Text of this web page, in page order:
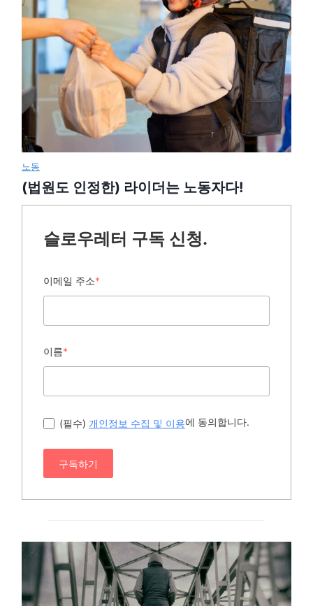
노동
(법원도 인정한) 라이더는 노동자다!
슬로우레터 구독 신청.
이메일 주소*
이름*
(필수) 개인정보 수집 및 이용에 동의합니다.
구독하기